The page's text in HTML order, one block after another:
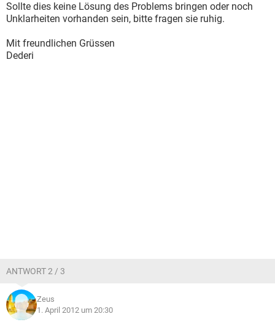
Sollte dies keine Lösung des Problems bringen oder noch
Unklarheiten vorhanden sein, bitte fragen sie ruhig.
Mit freundlichen Grüssen
Dederi
ANTWORT 2 / 3
Zeus
1. April 2012 um 20:30